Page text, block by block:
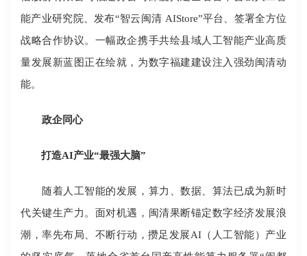
能产业研究院、发布“智云闽清 AIStore”平台、签署全方位
战略合作协议。一幅政企携手共绘县域人工智能产业高质
量发展新蓝图正在绘就，为数字福建建设注入强劲闽清动
能。
政企同心
打造AI产业“最强大脑”
随着人工智能的发展，算力、数据、算法已成为新时
代关键生产力。面对机遇，闽清果断锚定数字经济发展浪
潮，率先布局、不断行动，攒足发展AI（人工智能）产业